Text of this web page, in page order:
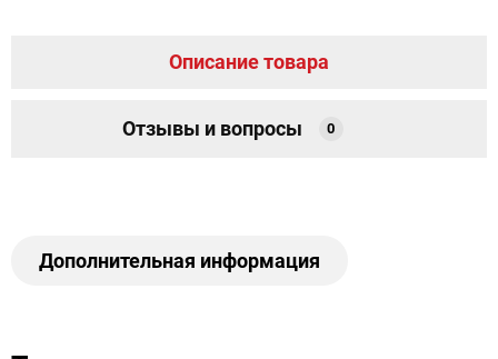
Описание товара
Отзывы и вопросы 0
Дополнительная информация